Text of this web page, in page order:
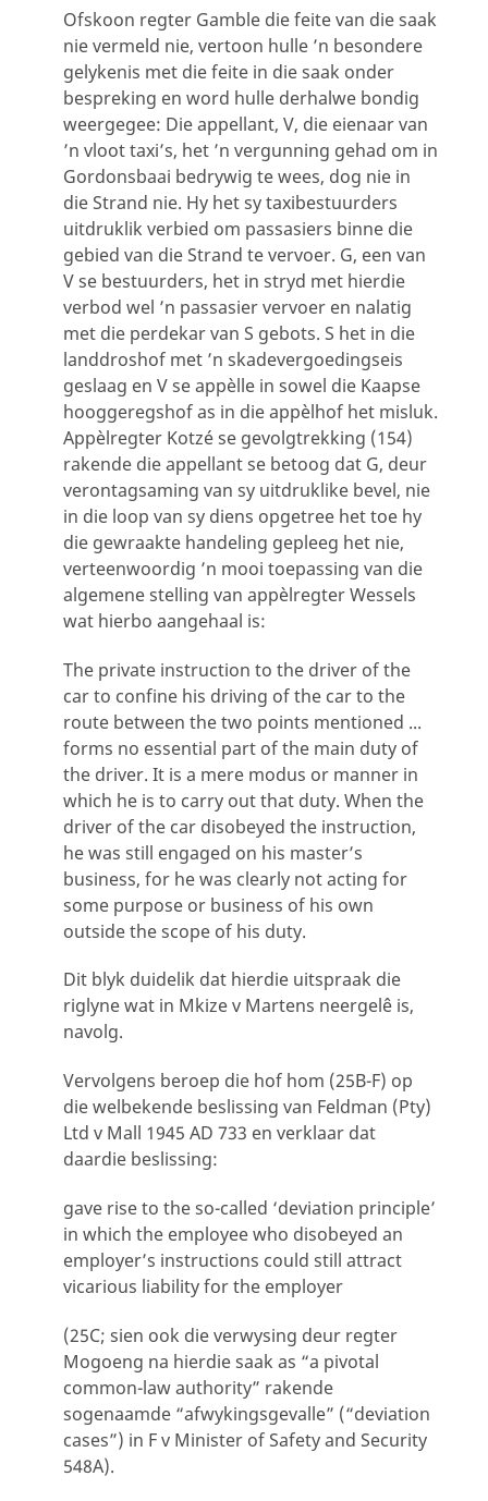
Ofskoon regter Gamble die feite van die saak
nie vermeld nie, vertoon hulle ’n besondere
gelykenis met die feite in die saak onder
bespreking en word hulle derhalwe bondig
weergegee: Die appellant, V, die eienaar van
’n vloot taxi’s, het ’n vergunning gehad om in
Gordonsbaai bedrywig te wees, dog nie in
die Strand nie. Hy het sy taxibestuurders
uitdruklik verbied om passasiers binne die
gebied van die Strand te vervoer. G, een van
V se bestuurders, het in stryd met hierdie
verbod wel ’n passasier vervoer en nalatig
met die perdekar van S gebots. S het in die
landdroshof met ’n skadevergoedingseis
geslaag en V se appèlle in sowel die Kaapse
hooggeregshof as in die appèlhof het misluk.
Appèlregter Kotzé se gevolgtrekking (154)
rakende die appellant se betoog dat G, deur
verontagsaming van sy uitdruklike bevel, nie
in die loop van sy diens opgetree het toe hy
die gewraakte handeling gepleeg het nie,
verteenwoordig ’n mooi toepassing van die
algemene stelling van appèlregter Wessels
wat hierbo aangehaal is:
The private instruction to the driver of the
car to confine his driving of the car to the
route between the two points mentioned ...
forms no essential part of the main duty of
the driver. It is a mere modus or manner in
which he is to carry out that duty. When the
driver of the car disobeyed the instruction,
he was still engaged on his master’s
business, for he was clearly not acting for
some purpose or business of his own
outside the scope of his duty.
Dit blyk duidelik dat hierdie uitspraak die
riglyne wat in Mkize v Martens neergelê is,
navolg.
Vervolgens beroep die hof hom (25B-F) op
die welbekende beslissing van Feldman (Pty)
Ltd v Mall 1945 AD 733 en verklaar dat
daardie beslissing:
gave rise to the so-called ‘deviation principle’
in which the employee who disobeyed an
employer’s instructions could still attract
vicarious liability for the employer
(25C; sien ook die verwysing deur regter
Mogoeng na hierdie saak as “a pivotal
common-law authority” rakende
sogenaamde “afwykingsgevalle” (“deviation
cases”) in F v Minister of Safety and Security
548A).